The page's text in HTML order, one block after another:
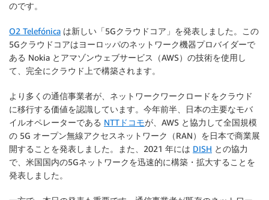
のです。
O2 Telefónica は新しい「5Gクラウドコア」を発表しました。この
5Gクラウドコアはヨーロッパのネットワーク機器プロバイダーで
ある Nokia とアマゾンウェブサービス（AWS）の技術を使用し
て、完全にクラウド上で構築されます。
より多くの通信事業者が、ネットワークワークロードをクラウド
に移行する価値を認識しています。今年前半、日本の主要なモバ
イルオペレーターである NTTドコモが、AWS と協力して全国規模
の 5G オープン無線アクセスネットワーク（RAN）を日本で商業展
開することを発表しました。また、2021 年には DISH との協力
で、米国国内の5Gネットワークを迅速的に構築・拡大することを
発表しました。